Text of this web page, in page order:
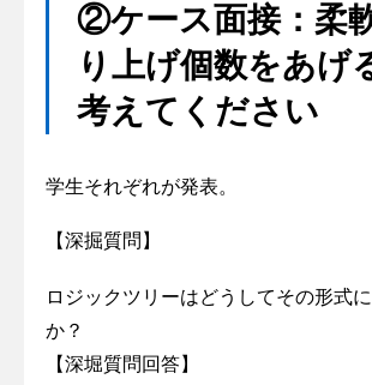
②ケース面接：柔
り上げ個数をあげ
考えてください
学生それぞれが発表。
【深掘質問】
ロジックツリーはどうしてその形式
か？
【深堀質問回答】